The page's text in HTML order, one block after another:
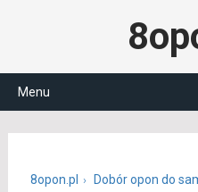
Menu
8opon.pl Dobór opon do